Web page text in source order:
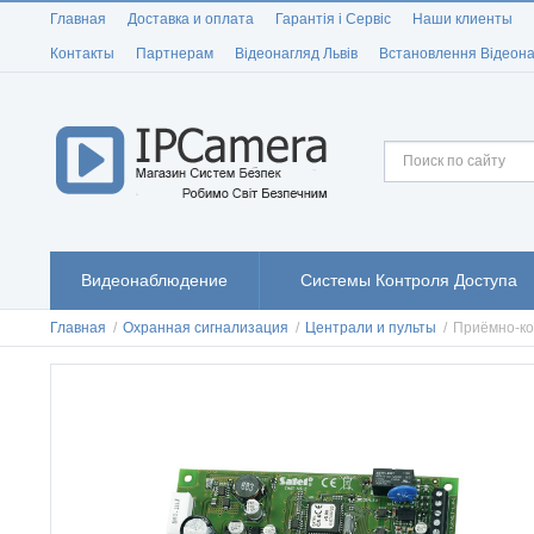
Главная Доставка и оплата Гарантія і Сервіс Наши клиенты
Контакты Партнерам Відеонагляд Львів Встановлення
Видеонаблюдение Системы Контроля Доступа
Главная / Охранная сигнализация / Централи и пульты / Приёмно-